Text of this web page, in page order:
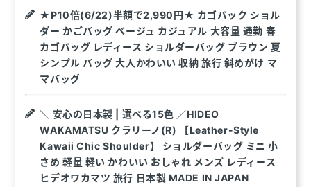
★P10倍(6/22)半額で2,990円★ カゴバック ショル
ダー かごバッグ ベージュ カジュアル 大容量 通勤 春
カゴバッグ レディース ショルダーバッグ ブラウン 夏
シンプル バッグ 大人かわいい 収納 旅行 斜めがけ マ
マバッグ
＼ 安心の日本製 | 選べる15色 ／HIDEO
WAKAMATSU クラリーノ(R) 【Leather-Style
Kawaii Chic Shoulder】 ショルダーバッグ ミニ 小
さめ 軽量 軽い かわいい おしゃれ メンズ レディース
ヒデオワカマツ 旅行 日本製 MADE IN JAPAN